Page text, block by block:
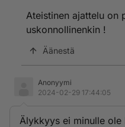
Ateistinen ajattelu on
uskonnollinenkin !
Äänestä
Anonyymi
2024-02-29 17:44:05
Älykkyys ei minulle ole